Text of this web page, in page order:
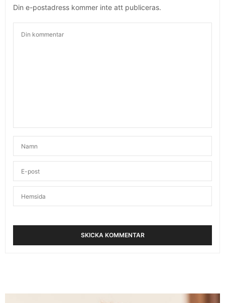
JUNI 24, 2010 KL. 11:07 F M
Låter som ett bra armband!
Din e-postadress kommer inte att publiceras.